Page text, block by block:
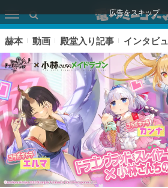
広告をスキップ
赫本 動画 殿堂入り記事 インタビ